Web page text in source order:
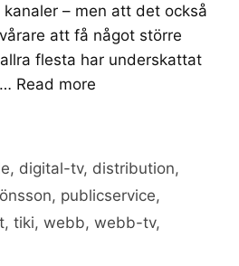
– men att det också
att få något större
flesta har underskattat
Read more
, digital-tv, distribution,
, publicservice,
, tiki, webb, webb-tv,